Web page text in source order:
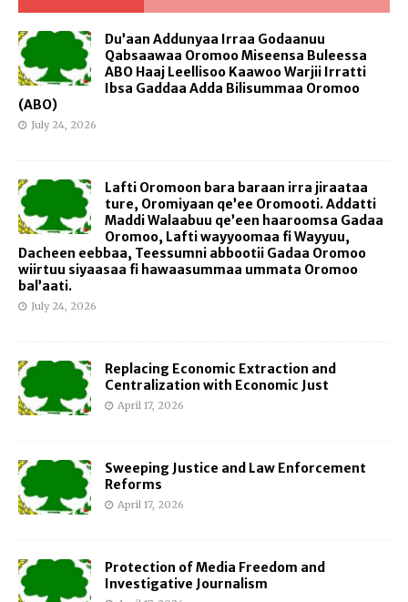
Du’aan Addunyaa Irraa Godaanuu
Qabsaawaa Oromoo Miseensa Buleessa
ABO Haaj Leellisoo Kaawoo Warjii Irratti
Ibsa Gaddaa Adda Bilisummaa Oromoo
(ABO)
July 24, 2026
Lafti Oromoon bara baraan irra jiraataa
ture, Oromiyaan qe’ee Oromooti. Addatti
Maddi Walaabuu qe’een haaroomsa Gadaa
Oromoo, Lafti wayyoomaa fi Wayyuu,
Dacheen eebbaa, Teessumni abbootii Gadaa Oromoo
wiirtuu siyaasaa fi hawaasummaa ummata Oromoo
bal’aati.
July 24, 2026
Replacing Economic Extraction and
Centralization with Economic Just
April 17, 2026
Sweeping Justice and Law Enforcement
Reforms
April 17, 2026
Protection of Media Freedom and
Investigative Journalism